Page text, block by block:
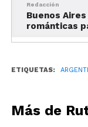
a costado del
Todos los tours
Buenos Aires
minutos antes y
La Boca
Redacción
Buenos
románticas
ETIQUETAS:
Más de